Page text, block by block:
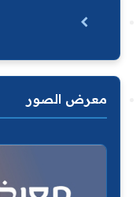
معرض الصور